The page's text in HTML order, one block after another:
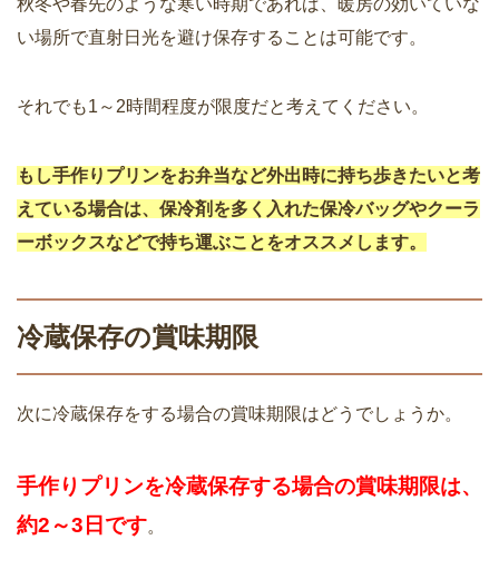
い場所で直射日光を避け保存することは可能です。
それでも1～2時間程度が限度だと考えてください。
もし手作りプリンをお弁当など外出時に持ち歩きたいと考
えている場合は、保冷剤を多く入れた保冷バッグやクーラ
ーボックスなどで持ち運ぶことをオススメします。
冷蔵保存の賞味期限
次に冷蔵保存をする場合の賞味期限はどうでしょうか。
手作りプリンを冷蔵保存する場合の賞味期限は、
約2～3日です。